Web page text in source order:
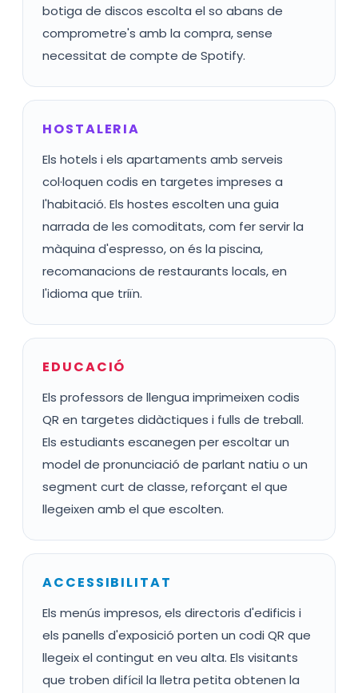
botiga de discos escolta el so abans de
comprometre's amb la compra, sense
necessitat de compte de Spotify.
HOSTALERIA
Els hotels i els apartaments amb serveis
col·loquen codis en targetes impreses a
l'habitació. Els hostes escolten una guia
narrada de les comoditats, com fer servir la
màquina d'espresso, on és la piscina,
recomanacions de restaurants locals, en
l'idioma que triïn.
EDUCACIÓ
Els professors de llengua imprimeixen codis
QR en targetes didàctiques i fulls de treball.
Els estudiants escanegen per escoltar un
model de pronunciació de parlant natiu o un
segment curt de classe, reforçant el que
llegeixen amb el que escolten.
ACCESSIBILITAT
Els menús impresos, els directoris d'edificis i
els panells d'exposició porten un codi QR que
llegeix el contingut en veu alta. Els visitants
que troben difícil la lletra petita obtenen la